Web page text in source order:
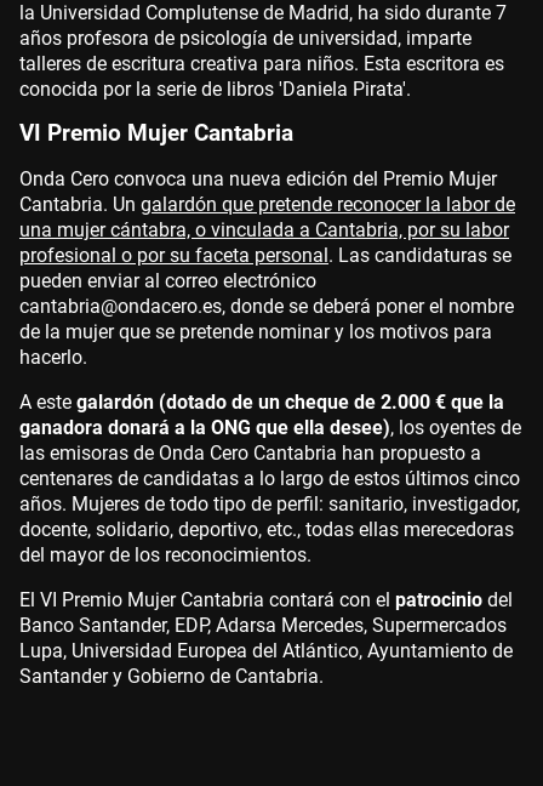
la Universidad Complutense de Madrid, ha sido durante 7
años profesora de psicología de universidad, imparte
talleres de escritura creativa para niños. Esta escritora es
conocida por la serie de libros 'Daniela Pirata'.
VI Premio Mujer Cantabria
Onda Cero convoca una nueva edición del Premio Mujer
Cantabria. Un galardón que pretende reconocer la labor de
una mujer cántabra, o vinculada a Cantabria, por su labor
profesional o por su faceta personal. Las candidaturas se
pueden enviar al correo electrónico
cantabria@ondacero.es, donde se deberá poner el nombre
de la mujer que se pretende nominar y los motivos para
hacerlo.
A este galardón (dotado de un cheque de 2.000 € que la
ganadora donará a la ONG que ella desee), los oyentes de
las emisoras de Onda Cero Cantabria han propuesto a
centenares de candidatas a lo largo de estos últimos cinco
años. Mujeres de todo tipo de perfil: sanitario, investigador,
docente, solidario, deportivo, etc., todas ellas merecedoras
del mayor de los reconocimientos.
El VI Premio Mujer Cantabria contará con el patrocinio del
Banco Santander, EDP, Adarsa Mercedes, Supermercados
Lupa, Universidad Europea del Atlántico, Ayuntamiento de
Santander y Gobierno de Cantabria.